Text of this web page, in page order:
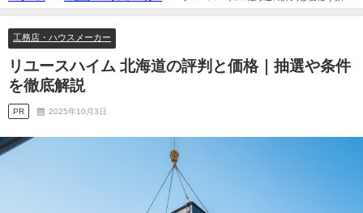
や条件を徹底解説
工務店・ハウスメーカー
リユースハイム 北海道の評判と価格｜抽選や条件
を徹底解説
PR 2025年10月3日